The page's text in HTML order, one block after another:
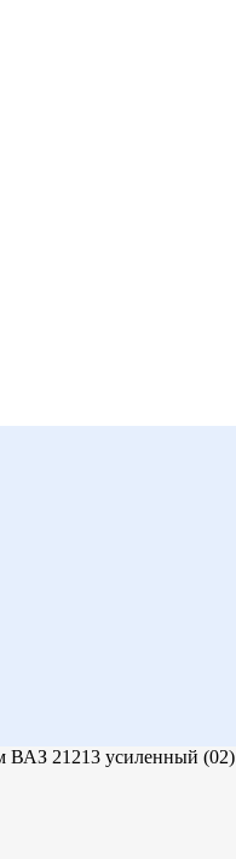
м ВАЗ 21213 усиленный